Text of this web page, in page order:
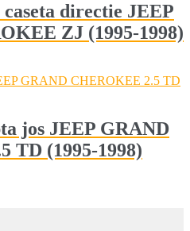
directie JEEP
ZJ (1995-1998)
jos JEEP GRAND
TD (1995-1998)